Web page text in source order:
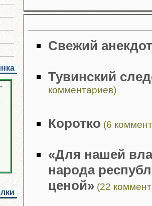
Свежий анекдот
Тувинский
комментариев)
Коротко (6
«Для нашей
народа
ценой» (22